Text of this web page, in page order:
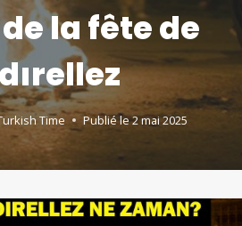
la fête de
Time Publié le2 mai 2025